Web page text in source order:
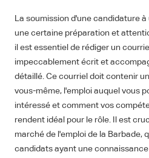
La soumission d'une candidature
une certaine préparation et
il est essentiel de rédiger un
impeccablement écrit et
détaillé. Ce courriel doit contenir
vous-même, l'emploi auquel vous
intéressé et comment vos
rendent idéal pour le rôle. Il est
marché de l'emploi de la Barbade,
candidats ayant une